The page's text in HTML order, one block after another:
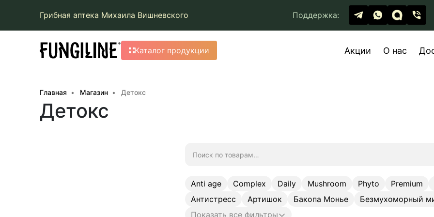
Грибная аптека Михаила Вишневского Поддержка:
Каталог продукции Акции О нас
Главная Магазин Детокс
Детокс
Anti age Complex Daily Mushroom Phyto Premium
Антистресс
Артишок Бакопа Монье Безмухоморный
Показать все фильтры